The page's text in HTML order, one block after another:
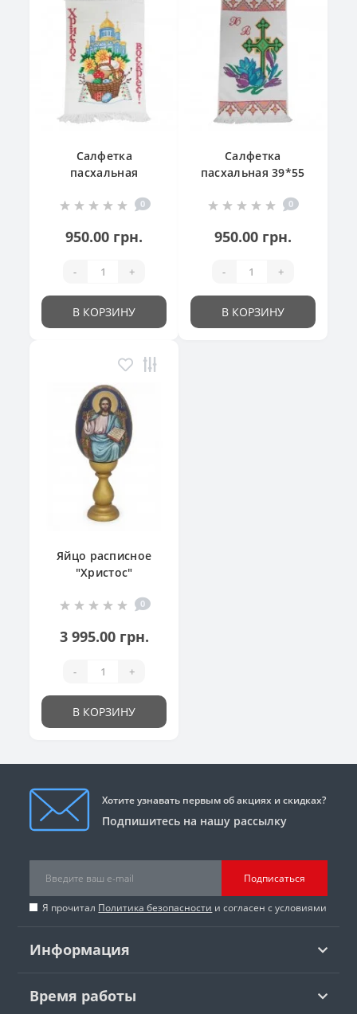
Салфетка
пасхальная
кошик"
0
950.00 грн.
- +
В КОРЗИНУ
Салфетка
пасхальная 39*55
0
950.00 грн.
- +
В КОРЗИНУ
Яйцо расписное
"Христос"
0
3 995.00 грн.
- +
В КОРЗИНУ
Хотите узнавать первым об акциях и скидках?
Подпишитесь на нашу рассылку
Подписаться
Я прочитал Политика безопасности и согласен с условиями
Информация
Время работы